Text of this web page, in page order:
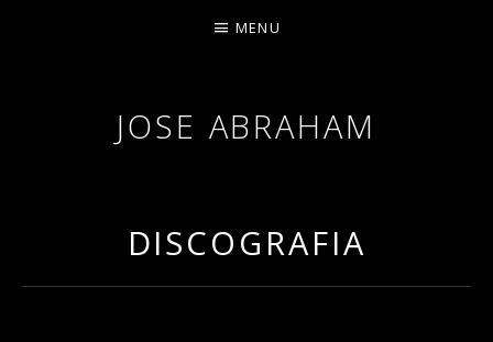
JOSE ABRAHAM
MENU
DISCOGRAFIA